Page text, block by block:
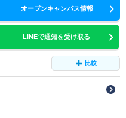
オープンキャンパス情報
LINEで通知を受け取る
比較